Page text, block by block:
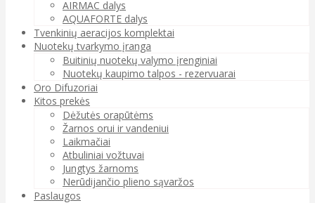
AIRMAC dalys
AQUAFORTE dalys
Tvenkinių aeracijos komplektai
Nuotekų tvarkymo įranga
Buitinių nuotekų valymo įrenginiai
Nuotekų kaupimo talpos - rezervuarai
Oro Difuzoriai
Kitos prekės
Dėžutės orapūtėms
Žarnos orui ir vandeniui
Laikmačiai
Atbuliniai vožtuvai
Jungtys žarnoms
Nerūdijančio plieno sąvaržos
Paslaugos